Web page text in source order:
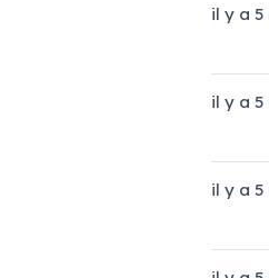
il y a 5
il y a 5
il y a 5